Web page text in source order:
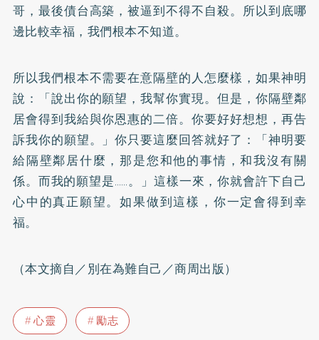
哥，最後債台高築，被逼到不得不自殺。所以到底哪
邊比較幸福，我們根本不知道。
所以我們根本不需要在意隔壁的人怎麼樣，如果神明
說：「說出你的願望，我幫你實現。但是，你隔壁鄰
居會得到我給與你恩惠的二倍。你要好好想想，再告
訴我你的願望。」你只要這麼回答就好了：「神明要
給隔壁鄰居什麼，那是您和他的事情，和我沒有關
係。而我的願望是……。」這樣一來，你就會許下自己
心中的真正願望。如果做到這樣，你一定會得到幸
福。
（本文摘自／別在為難自己／商周出版）
心靈 勵志